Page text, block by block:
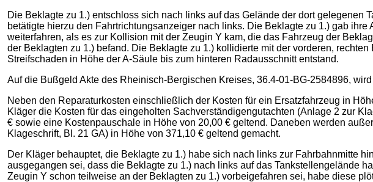
Die Beklagte zu 1.) entschloss sich nach links auf das Gelände der dort
betätigte hierzu den Fahrtrichtungsanzeiger nach links. Die Beklagte zu 1.) gab
weiterfahren, als es zur Kollision mit der Zeugin Y kam, die das Fahrzeug der
der Beklagten zu 1.) befand. Die Beklagte zu 1.) kollidierte mit der vorderen,
Streifschaden in Höhe der A-Säule bis zum hinteren Radausschnitt entstand.
Auf die Bußgeld Akte des Rheinisch-Bergischen Kreises, 36.4-01-BG-2584896,
Neben den Reparaturkosten einschließlich der Kosten für ein Ersatzfahrzeug in
Kläger die Kosten für das eingeholten Sachverständigengutachten (Anlage 2 zur
€ sowie eine Kostenpauschale in Höhe von 20,00 € geltend. Daneben werden
Klageschrift, Bl. 21 GA) in Höhe von 371,10 € geltend gemacht.
Der Kläger behauptet, die Beklagte zu 1.) habe sich nach links zur Fahrbahnmitte
ausgegangen sei, dass die Beklagte zu 1.) nach links auf das Tankstellengelände
Zeugin Y schon teilweise an der Beklagten zu 1.) vorbeigefahren sei, habe diese